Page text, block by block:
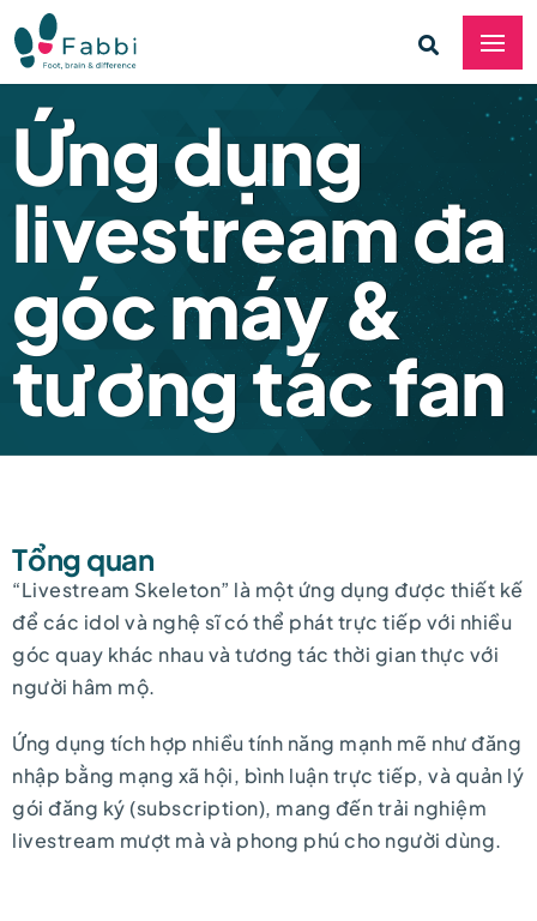
Ứng dụng
livestream đa
góc máy &
tương tác fan
Tổng quan
“Livestream Skeleton” là một ứng dụng được thiết kế
để các idol và nghệ sĩ có thể phát trực tiếp với nhiều
góc quay khác nhau và tương tác thời gian thực với
người hâm mộ.
Ứng dụng tích hợp nhiều tính năng mạnh mẽ như đăng
nhập bằng mạng xã hội, bình luận trực tiếp, và quản lý
gói đăng ký (subscription), mang đến trải nghiệm
livestream mượt mà và phong phú cho người dùng.